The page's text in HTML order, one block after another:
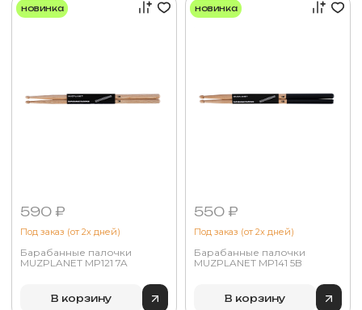
новинка
590 ₽
Под заказ (от 2х дней)
Барабанные палочки
MUZPLANET MP121 7A
В корзину
новинка
550 ₽
Под заказ (от 2х дней)
Барабанные палочки
MUZPLANET MP141 5B
В корзину